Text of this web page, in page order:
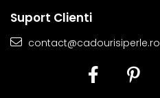
Suport Clienti
contact@cadourisiperle.ro